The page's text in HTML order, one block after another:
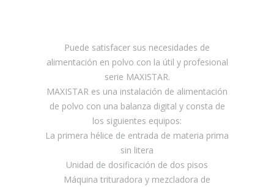
Puede satisfacer sus necesidades de
alimentación en polvo con la útil y profesional
serie MAXISTAR.
MAXISTAR es una instalación de alimentación
de polvo con una balanza digital y consta de
los siguientes equipos:
La primera hélice de entrada de materia prima
sin litera
Unidad de dosificación de dos pisos
Máquina trituradora y mezcladora de